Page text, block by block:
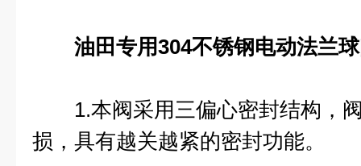
油田专用304不锈钢电动法兰
1.本阀采用三偏心密封结构，
损，具有越关越紧的密封功能。